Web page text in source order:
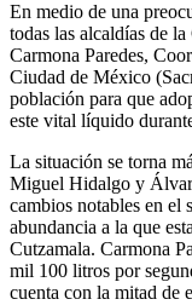
En medio de una
todas las alcaldías de
Carmona Paredes,
Ciudad de México
población para que
este vital líquido
La situación se torna
Miguel Hidalgo y
cambios notables en el
abundancia a la que
Cutzamala. Carmona
mil 100 litros por
cuenta con la mitad de